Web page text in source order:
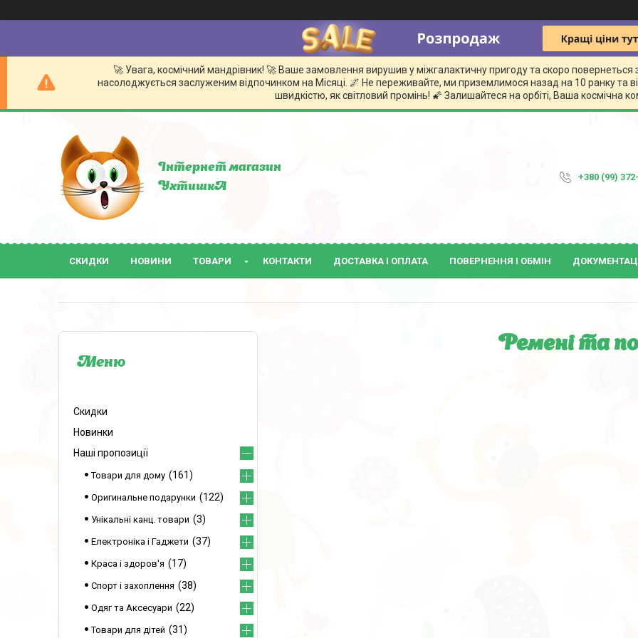
🚀 Увага, космічний мандрівник! 🚀 Ваше замовлення вирушив у міжгалактичну пригоду та скоро
насолоджується заслуженим відпочинком на Місяці. 🌌 Не переживайте, ми приземлимося назад на 10 ранку
швидкістю, як світловий промінь! 🌠 Залишайтеся на орбіті, Ваша космічна
Інтернет магазин
УхтишкА
+380 (99)
СКИДКИ НОВИНИ ТОВАРИ КОНТАКТИ ДОСТАВКА І ОПЛАТА ПОВЕРНЕННЯ І ОБМІН
Ремені та
Скидки
Новинки
Наші пропозиції
Товари для дому 161
Оригинальне подарунки 122
Унікальні канц. товари 3
Електроніка і Гаджети 37
Краса і здоров'я 17
Спорт і захоплення 38
Одяг та Аксесуари 22
Товари для дітей 31